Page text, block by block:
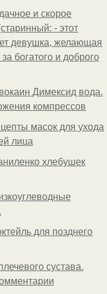
и скорое
- этот
девушка, желающая
богатого и доброго
Димексид вода.
компрессов
масок для ухода
лица
хлебушек
для позднего
сустава.